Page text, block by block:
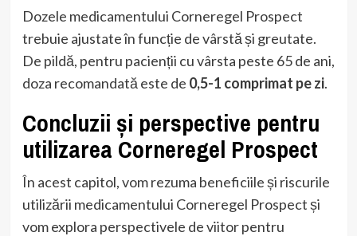
Dozele medicamentului Corneregel Prospect
trebuie ajustate în funcție de vârstă și greutate.
De pildă, pentru pacienții cu vârsta peste 65 de ani,
doza recomandată este de 0,5-1 comprimat pe zi.
Concluzii și perspective pentru
utilizarea Corneregel Prospect
În acest capitol, vom rezuma beneficiile și riscurile
utilizării medicamentului Corneregel Prospect și
vom explora perspectivele de viitor pentru